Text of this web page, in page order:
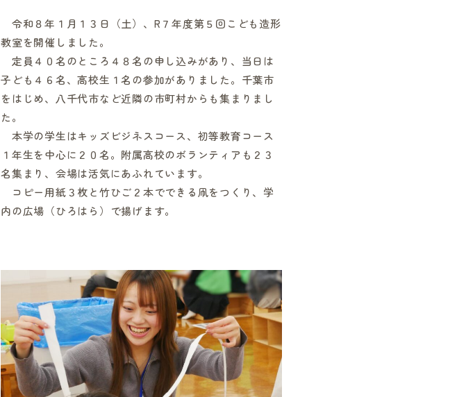
令和８年１月１３日（土）、R７年度第５回こども造形
教室を開催しました。
定員４０名のところ４８名の申し込みがあり、当日は
子ども４６名、高校生１名の参加がありました。千葉市
をはじめ、八千代市など近隣の市町村からも集まりまし
た。
本学の学生はキッズビジネスコース、初等教育コース
１年生を中心に２０名。附属高校のボランティアも２３
名集まり、会場は活気にあふれています。
コピー用紙３枚と竹ひご２本でできる凧をつくり、学
内の広場（ひろはら）で揚げます。